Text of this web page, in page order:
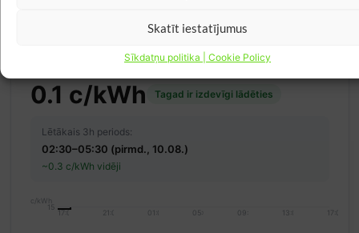
Skatīt iestatījumus
Sīkdatņu politika | Cookie Policy
Lētākās stundas uzlādei Atjaunināts: 09.08. 16:32
0.1 c/kWh Tagad ir izdevīgi lādēties
Lētākais 3h periods:
02:30–05:30 (pirmd., 10.08.)
~0.3 c/kWh vidēji
c/kWh
15
17:00 21:00 01:00 05:00 09:00 13:00 17:00